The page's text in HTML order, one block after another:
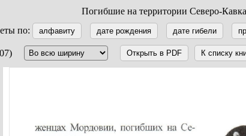
Погибшие на территории Северо-
по:
алфавиту дате рождения дате гибели
Открыть в PDF К списку